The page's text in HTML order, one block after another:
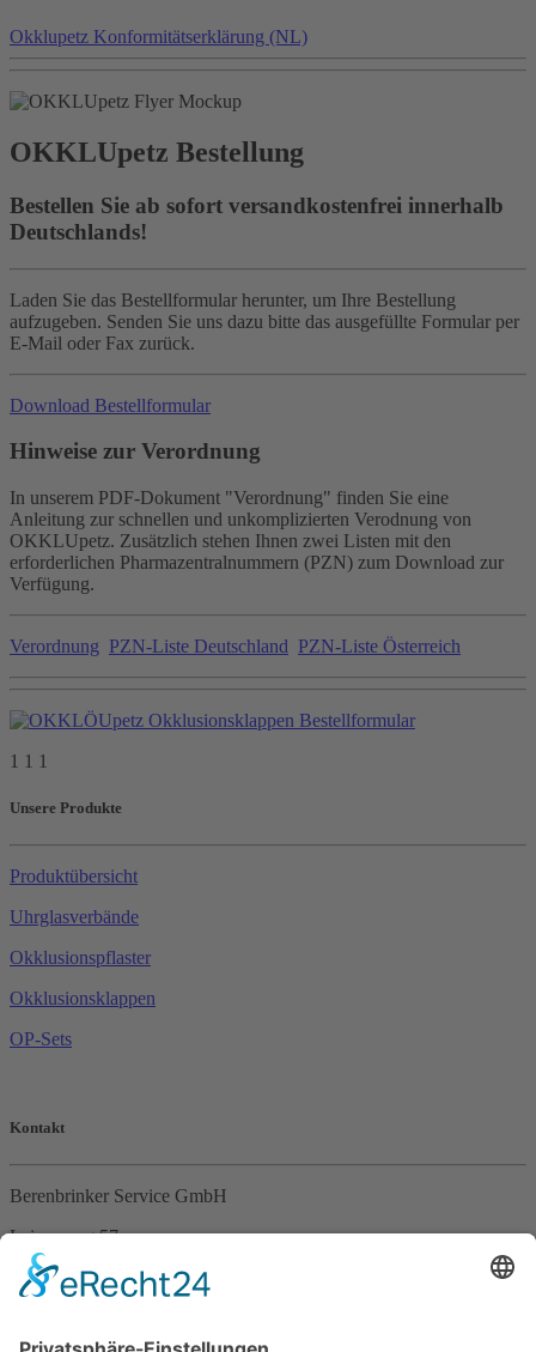
Okklupetz Konformitätserklärung (NL)
OKKLUpetz Bestellung
Bestellen Sie ab sofort versandkostenfrei innerhalb
Deutschlands!
Laden Sie das Bestellformular herunter, um Ihre Bestellung
aufzugeben. Senden Sie uns dazu bitte das ausgefüllte Formular per
E-Mail oder Fax zurück.
Download Bestellformular
Hinweise zur Verordnung
In unserem PDF-Dokument "Verordnung" finden Sie eine
Anleitung zur schnellen und unkomplizierten Verodnung von
OKKLUpetz. Zusätzlich stehen Ihnen zwei Listen mit den
erforderlichen Pharmazentralnummern (PZN) zum Download zur
Verfügung.
Verordnung PZN-Liste Deutschland PZN-Liste Österreich
1 1 1
Unsere Produkte
Produktübersicht
Uhrglasverbände
Okklusionspflaster
Okklusionsklappen
OP-Sets
Kontakt
Berenbrinker Service GmbH
Leinenweg 57
33415 Verl